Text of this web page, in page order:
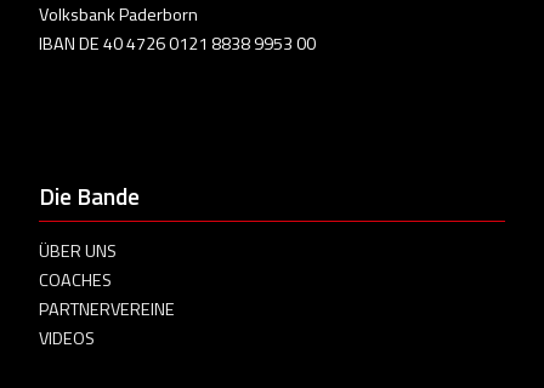
Volksbank Paderborn
IBAN DE 40 4726 0121 8838 9953 00
Die Bande
ÜBER UNS
COACHES
PARTNERVEREINE
VIDEOS